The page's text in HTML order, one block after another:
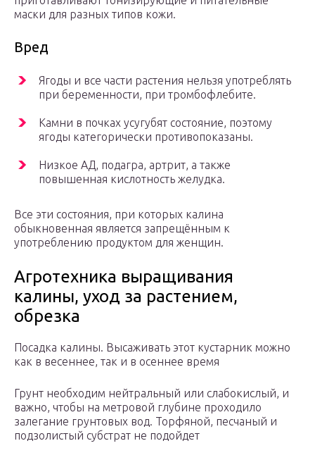
маски для разных типов кожи.
Вред
Ягоды и все части растения нельзя употреблять
при беременности, при тромбофлебите.
Камни в почках усугубят состояние, поэтому
ягоды категорически противопоказаны.
Низкое АД, подагра, артрит, а также
повышенная кислотность желудка.
Все эти состояния, при которых калина
обыкновенная является запрещённым к
употреблению продуктом для женщин.
Агротехника выращивания
калины, уход за растением,
обрезка
Посадка калины. Высаживать этот кустарник можно
как в весеннее, так и в осеннее время
Грунт необходим нейтральный или слабокислый, и
важно, чтобы на метровой глубине проходило
залегание грунтовых вод. Торфяной, песчаный и
подзолистый субстрат не подойдет